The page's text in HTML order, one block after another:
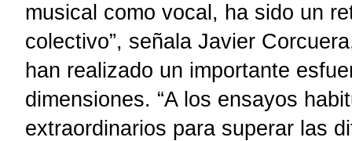
musical como vocal, ha sido un
colectivo”, señala Javier
han realizado un importante
dimensiones. “A los ensayos
extraordinarios para superar las